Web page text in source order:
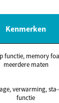
Kenmerken
functie, memory
meerdere maten
verwarming,
functie